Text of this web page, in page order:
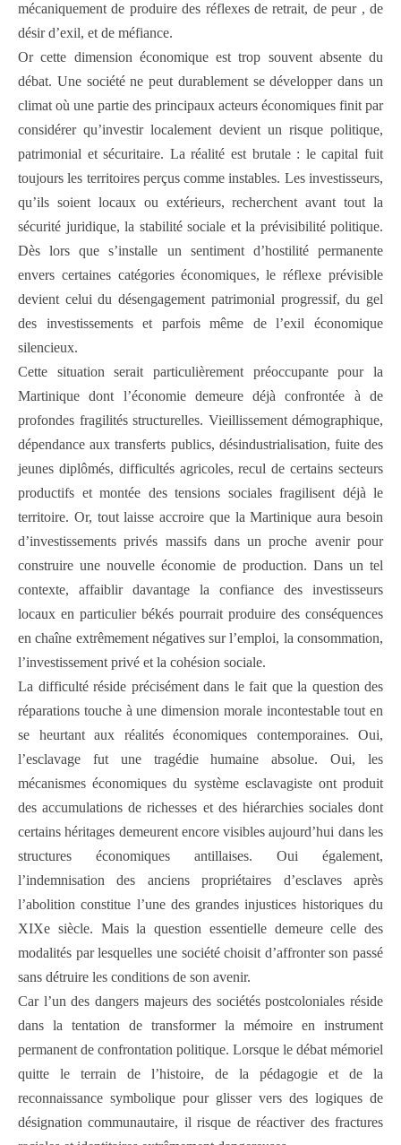
mécaniquement de produire des réflexes de retrait, de peur , de
désir d’exil, et de méfiance.
Or cette dimension économique est trop souvent absente du
débat. Une société ne peut durablement se développer dans un
climat où une partie des principaux acteurs économiques finit par
considérer qu’investir localement devient un risque politique,
patrimonial et sécuritaire. La réalité est brutale : le capital fuit
toujours les territoires perçus comme instables. Les investisseurs,
qu’ils soient locaux ou extérieurs, recherchent avant tout la
sécurité juridique, la stabilité sociale et la prévisibilité politique.
Dès lors que s’installe un sentiment d’hostilité permanente
envers certaines catégories économiques, le réflexe prévisible
devient celui du désengagement patrimonial progressif, du gel
des investissements et parfois même de l’exil économique
silencieux.
Cette situation serait particulièrement préoccupante pour la
Martinique dont l’économie demeure déjà confrontée à de
profondes fragilités structurelles. Vieillissement démographique,
dépendance aux transferts publics, désindustrialisation, fuite des
jeunes diplômés, difficultés agricoles, recul de certains secteurs
productifs et montée des tensions sociales fragilisent déjà le
territoire. Or, tout laisse accroire que la Martinique aura besoin
d’investissements privés massifs dans un proche avenir pour
construire une nouvelle économie de production. Dans un tel
contexte, affaiblir davantage la confiance des investisseurs
locaux en particulier békés pourrait produire des conséquences
en chaîne extrêmement négatives sur l’emploi, la consommation,
l’investissement privé et la cohésion sociale.
La difficulté réside précisément dans le fait que la question des
réparations touche à une dimension morale incontestable tout en
se heurtant aux réalités économiques contemporaines. Oui,
l’esclavage fut une tragédie humaine absolue. Oui, les
mécanismes économiques du système esclavagiste ont produit
des accumulations de richesses et des hiérarchies sociales dont
certains héritages demeurent encore visibles aujourd’hui dans les
structures économiques antillaises. Oui également,
l’indemnisation des anciens propriétaires d’esclaves après
l’abolition constitue l’une des grandes injustices historiques du
XIXe siècle. Mais la question essentielle demeure celle des
modalités par lesquelles une société choisit d’affronter son passé
sans détruire les conditions de son avenir.
Car l’un des dangers majeurs des sociétés postcoloniales réside
dans la tentation de transformer la mémoire en instrument
permanent de confrontation politique. Lorsque le débat mémoriel
quitte le terrain de l’histoire, de la pédagogie et de la
reconnaissance symbolique pour glisser vers des logiques de
désignation communautaire, il risque de réactiver des fractures